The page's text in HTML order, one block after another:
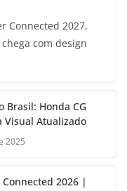
Connected 2027,
com design
Brasil: Honda CG
Visual Atualizado
2025
2026 |